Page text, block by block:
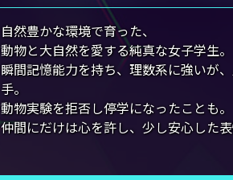
自然豊かな環境で育った、
動物と大自然を愛する純真な女子学生。
瞬間記憶能力を持ち、理数系に強いが
手。
動物実験を拒否し停学になったことも。
仲間にだけは心を許し、少し安心した表